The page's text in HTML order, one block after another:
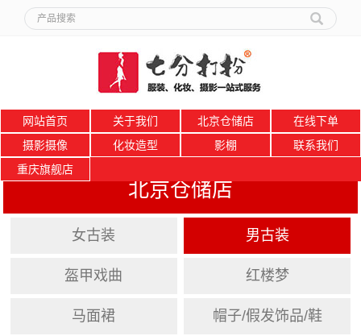
网站首页 关于我们 北京仓储店
在线下单
摄影摄像
化妆造型 影棚
联系我们
重庆旗舰店
北京仓储店
女古装 男古装
盔甲戏曲 红楼梦
马面裙 帽子/假发饰品/鞋